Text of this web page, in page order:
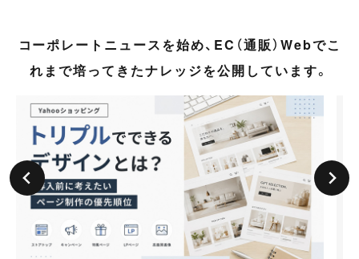
コーポレートニュースを始め、EC（通販）Webでこ
れまで培ってきたナレッジを公開しています。